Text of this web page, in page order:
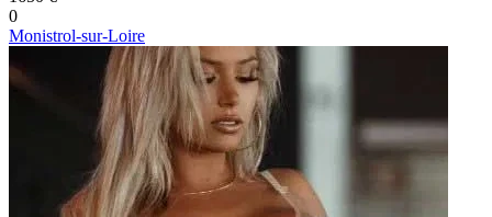
0
Monistrol-sur-Loire